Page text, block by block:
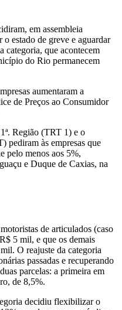
em assembleia
estado de greve e aguardar
categoria, que acontecem
do Rio permanecem
aumentaram a
de Preços ao Consumidor
Região (TRT 1) e o
pediram às empresas que
pelo menos aos 5%,
e Duque de Caxias, na
de articulados (caso
5 mil, e que os demais
O reajuste da categoria
passadas e recuperando
parcelas: a primeira em
de 8,5%.
decidiu flexibilizar o